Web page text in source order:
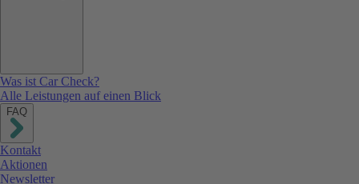
Was ist Car Check?
Alle Leistungen auf einen Blick
FAQ
Kontakt
Aktionen
Newsletter